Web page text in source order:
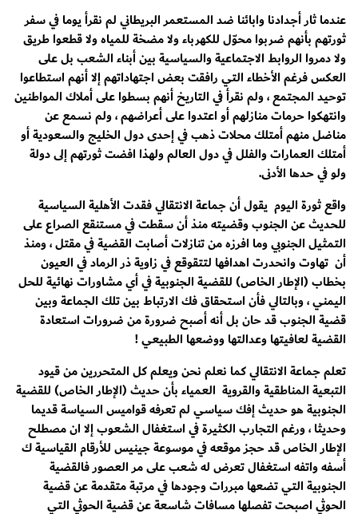
عندما ثار أجدادنا وابائنا ضد المستعمر البريطاني لم نقرأ يوما في سفر
ثورتهم بأنهم ضربوا محوّل للكهرباء ولا مضخة للمياه ولا قطعوا طريق
ولا دمروا الروابط الاجتماعية والسياسية بين أبناء الشعب بل على
العكس فرغم الأخطاء التي رافقت بعض اجتهاداتهم إلا أنهم استطاعوا
توحيد المجتمع ، ولم نقرأ في التاريخ أنهم بسطوا على أملاك المواطنين
وانتهكوا حرمات منازلهم أو اعتدوا على أعراضهم ، ولم نسمع عن
مناضل منهم أمتلك محلات ذهب في إحدى دول الخليج والسعودية أو
أمتلك العمارات والفلل في دول العالم ولهذا افضت ثورتهم إلى دولة
ولو في حدها الأدنى.
واقع ثورة اليوم يقول أن جماعة الانتقالي فقدت الأهلية السياسية
للحديث عن الجنوب وقضيته منذ أن سقطت في مستنقع الصراع على
التمثيل الجنوبي وما افرزه من تنازلات أصابت القضية في مقتل ، ومنذ
أن تهاوت وانحدرت اهدافها لتتقوقع في زاوية ذر الرماد في العيون
بخطاب (الإطار الخاص) للقضية الجنوبية في أي مشاورات نهائية للحل
اليمني ، وبالتالي فأن استحقاق فك الارتباط بين تلك الجماعة وبين
قضية الجنوب قد حان بل أنه أصبح ضرورة من ضرورات استعادة
القضية لعافيتها وعدالتها ووضعها الطبيعي !
تعلم جماعة الانتقالي كما نعلم نحن ويعلم كل المتحررين من قيود
التبعية المناطقية والقروية العمياء بأن حديث (الإطار الخاص) للقضية
الجنوبية هو حديث إفك سياسي لم تعرفه قواميس السياسة قديما
وحديثا ، ورغم التجارب الكثيرة في استغفال الشعوب إلا ان مصطلح
الإطار الخاص قد حجز موقعه في موسوعة جينيس للأرقام القياسية ك
أسفه واتفه استغفال تعرض له شعب على مر العصور فالقضية
الجنوبية التي تضعها مبررات وجودها في مرتبة متقدمة عن قضية
الحوثي اصبحت تفصلها مسافات شاسعة عن قضية الحوثي التي